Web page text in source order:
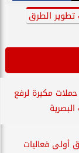
الطرق
مكبرة لرفع
أولى فعاليات